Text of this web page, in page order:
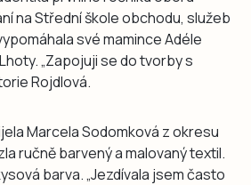
na Střední škole obchodu, služeb
své mamince Adéle
„Zapojuji se do tvorby s
Rojdlová.
Marcela Sodomková z okresu
ručně barvený a malovaný textil.
barva. „Jezdívala jsem často